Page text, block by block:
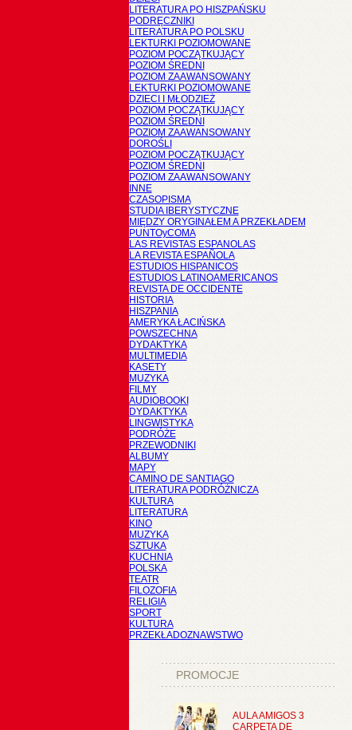
LITERATURA PO HISZPAŃSKU
PODRĘCZNIKI
LITERATURA PO POLSKU
LEKTURKI POZIOMOWANE
POZIOM POCZĄTKUJĄCY
POZIOM ŚREDNI
POZIOM ZAAWANSOWANY
LEKTURKI POZIOMOWANE
DZIECI I MŁODZIEŻ
POZIOM POCZĄTKUJĄCY
POZIOM ŚREDNI
POZIOM ZAAWANSOWANY
DOROŚLI
POZIOM POCZĄTKUJĄCY
POZIOM ŚREDNI
POZIOM ZAAWANSOWANY
INNE
CZASOPISMA
STUDIA IBERYSTYCZNE
MIĘDZY ORYGINAŁEM A PRZEKŁADEM
PUNTOyCOMA
LAS REVISTAS ESPANOLAS
LA REVISTA ESPAÑOLA
ESTUDIOS HISPANICOS
ESTUDIOS LATINOAMERICANOS
REVISTA DE OCCIDENTE
HISTORIA
HISZPANIA
AMERYKA ŁACIŃSKA
POWSZECHNA
DYDAKTYKA
MULTIMEDIA
KASETY
MUZYKA
FILMY
AUDIOBOOKI
DYDAKTYKA
LINGWISTYKA
PODRÓŻE
PRZEWODNIKI
ALBUMY
MAPY
CAMINO DE SANTIAGO
LITERATURA PODRÓŻNICZA
KULTURA
LITERATURA
KINO
MUZYKA
SZTUKA
KUCHNIA
POLSKA
TEATR
FILOZOFIA
RELIGIA
SPORT
KULTURA
PRZEKŁADOZNAWSTWO
PROMOCJE
AULA AMIGOS 3
CARPETA DE